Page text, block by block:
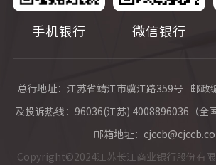
手机银行 微信银行
总行地址：江苏省靖江市骥江路359号 邮政
及投诉热线：96036(江苏) 4008896036（全国
邮箱地址：
Copyright©2024江苏长江商业银行股份有